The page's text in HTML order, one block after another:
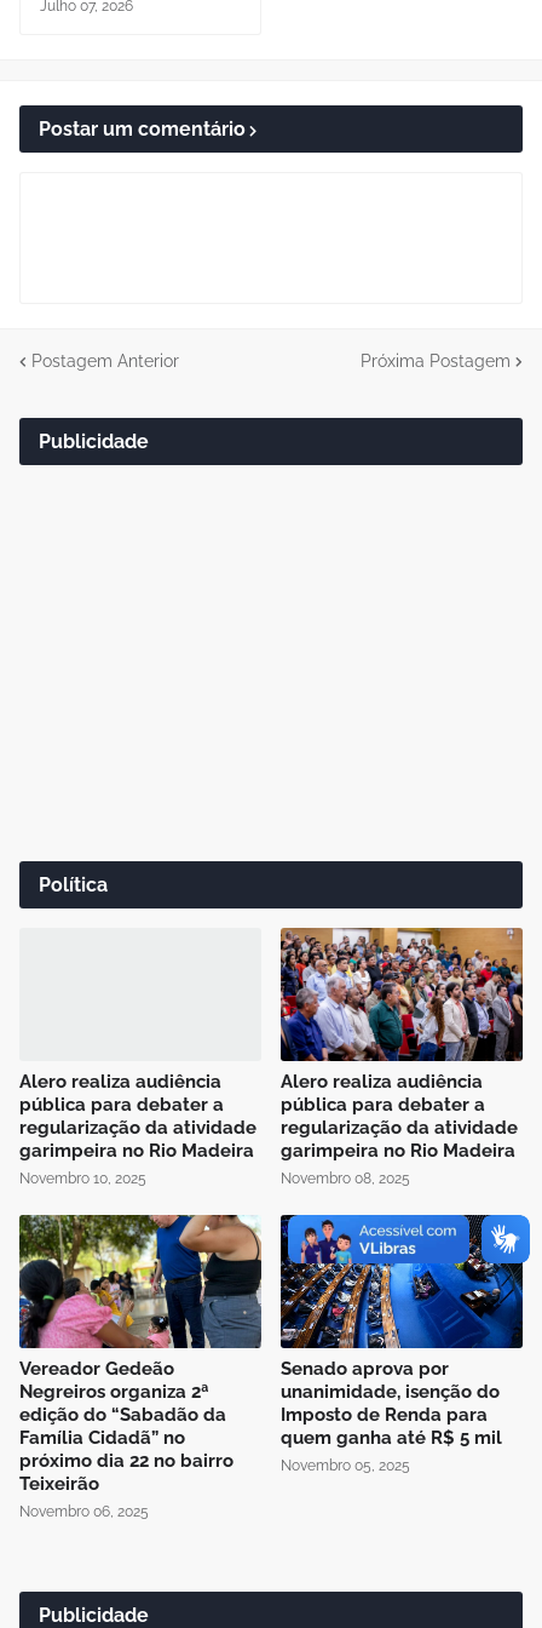
Julho 07, 2026
Postar um comentário
Postagem Anterior Próxima Postagem
Publicidade
Política
Alero realiza audiência
pública para debater a
regularização da atividade
garimpeira no Rio Madeira
Novembro 10, 2025
Alero realiza audiência
pública para debater a
regularização da atividade
garimpeira no Rio Madeira
Novembro 08, 2025
Vereador Gedeão
Negreiros organiza 2ª
edição do “Sabadão da
Família Cidadã” no
próximo dia 22 no bairro
Teixeirão
Novembro 06, 2025
Senado aprova por
unanimidade, isenção do
Imposto de Renda para
quem ganha até R$ 5 mil
Novembro 05, 2025
Publicidade